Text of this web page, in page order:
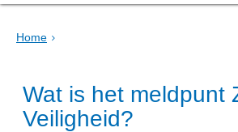
Home
Wat is het meldpunt
Veiligheid?